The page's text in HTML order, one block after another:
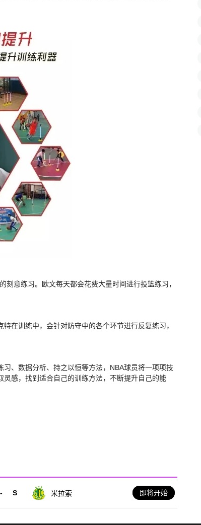
意练习。欧文每天都会花费大量时间进行投篮练习，
在训练中，会针对防守中的各个环节进行反复练习，
、数据分析、持之以恒等方法，NBA球员将一项项技
感，找到适合自己的训练方法，不断提升自己的能
- S 米拉索 即将开始